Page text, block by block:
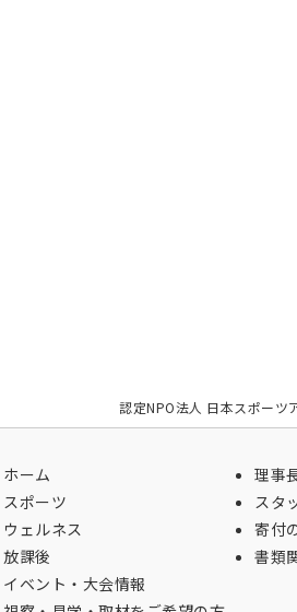
認定NPO法人 日本スポーツ
ホーム
スポーツ
ウェルネス
放課後
イベント・大会情報
理事
スタ
寄付
書類